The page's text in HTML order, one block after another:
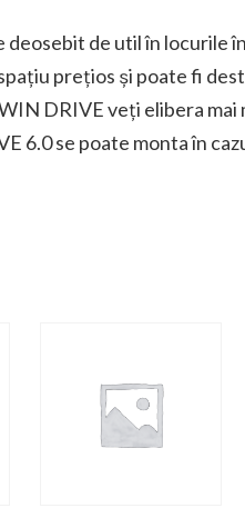
de util în locurile
prețios și poate fi
DRIVE veți elibera
6.0 se poate monta în